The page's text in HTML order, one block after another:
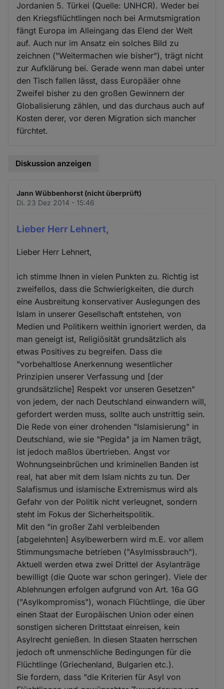
Jordanien 5. Türkei (Quelle: UNHCR). Weder bei
den Kriegsflüchtlingen noch bei Armutsmigration
fängt Europa im Alleingang das Elend der Welt
auf. Auch nur im Ansatz ein solches Bild zu
zeichnen ("Weitermachen wie bisher"), trägt nicht
zur Aufklärung bei. Gerade wenn man dabei unter
den Tisch fallen lässt, dass Europääer ohne
Zweifel bisher zu den großen Gewinnern der
Globalisierung zählen, und das durchaus auch auf
Kosten derer, vor deren Migration sich mancher
fürchtet.
Diskussion anzeigen
Jann Wübbenhorst (nicht überprüft)
Di. 23 Dez 2014 - 15:46
Lieber Herr Lehnert,
Lieber Herr Lehnert,
ich stimme Ihnen in vielen Punkten zu. Richtig ist
zweifellos, dass die Schwierigkeiten, die durch
eine Ausbreitung konservativer Auslegungen des
Islam in unserer Gesellschaft entstehen, von
Medien und Politikern weithin ignoriert werden, da
man geneigt ist, Religiösität grundsätzlich als
etwas Positives zu begreifen. Dass die
"vorbehaltlose Anerkennung wesentlicher
Prinzipien unserer Verfassung und [der
grundsätzliche] Respekt vor unseren Gesetzen"
von jedem, der nach Deutschland einwandern will,
gefordert werden muss, sollte auch unstrittig sein.
Die Rede von einer drohenden "Islamisierung" in
Deutschland, wie sie "Pegida" ja im Namen trägt,
ist jedoch maßlos übertrieben. Angst vor
Wohnungseinbrüchen und kriminellen Banden ist
real, hat aber mit dem Islam nichts zu tun. Der
Salafismus und islamische Extremismus wird als
Gefahr von der Politik nicht verleugnet, sondern
steht im Fokus der Sicherheitspolitik.
Mit den "in großer Zahl verbleibenden
[abgelehnten] Asylbewerbern wird m.E. vor allem
Stimmungsmache betrieben ("Asylmissbrauch").
Aktuell werden etwa zwei Drittel der Asylanträge
bewilligt (die Quote war schon geringer). Viele der
Ablehnungen erfolgen aufgrund von Art. 16a GG
("Asylkompromiss"), wonach Flüchtlinge, die über
einen Staat der Europäischen Union oder einen
sonstigen sicheren Drittstaat einreisen, kein
Asylrecht genießen. In diesen Staaten herrschen
jedoch oft unmenschliche Bedingungen für die
Flüchtlinge (Griechenland, Bulgarien etc.).
Sie fordern, dass "die Kriterien für Asyl von